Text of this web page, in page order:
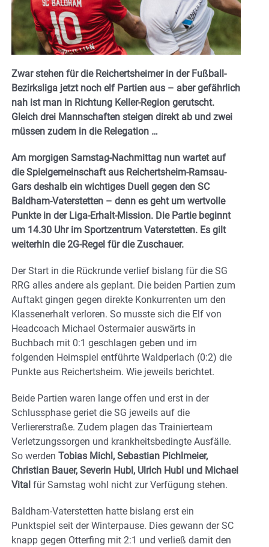
Zwar stehen für die Reichertsheimer in der Fußball-
Bezirksliga jetzt noch elf Partien aus – aber gefährlich
nah ist man in Richtung Keller-Region gerutscht.
Gleich drei Mannschaften steigen direkt ab und zwei
müssen zudem in die Relegation …
Am morgigen Samstag-Nachmittag nun wartet auf
die Spielgemeinschaft aus Reichertsheim-Ramsau-
Gars deshalb ein wichtiges Duell gegen den SC
Baldham-Vaterstetten – denn es geht um wertvolle
Punkte in der Liga-Erhalt-Mission. Die Partie beginnt
um 14.30 Uhr im Sportzentrum Vaterstetten. Es gilt
weiterhin die 2G-Regel für die Zuschauer.
Der Start in die Rückrunde verlief bislang für die SG
RRG alles andere als geplant. Die beiden Partien zum
Auftakt gingen gegen direkte Konkurrenten um den
Klassenerhalt verloren. So musste sich die Elf von
Headcoach Michael Ostermaier auswärts in
Buchbach mit 0:1 geschlagen geben und im
folgenden Heimspiel entführte Waldperlach (0:2) die
Punkte aus Reichertsheim. Wie jeweils berichtet.
Beide Partien waren lange offen und erst in der
Schlussphase geriet die SG jeweils auf die
Verliererstraße. Zudem plagen das Trainierteam
Verletzungssorgen und krankheitsbedingte Ausfälle.
So werden Tobias Michl, Sebastian Pichlmeier,
Christian Bauer, Severin Hubl, Ulrich Hubl und Michael
Vital für Samstag wohl nicht zur Verfügung stehen.
Baldham-Vaterstetten hatte bislang erst ein
Punktspiel seit der Winterpause. Dies gewann der SC
knapp gegen Otterfing mit 2:1 und verließ damit den